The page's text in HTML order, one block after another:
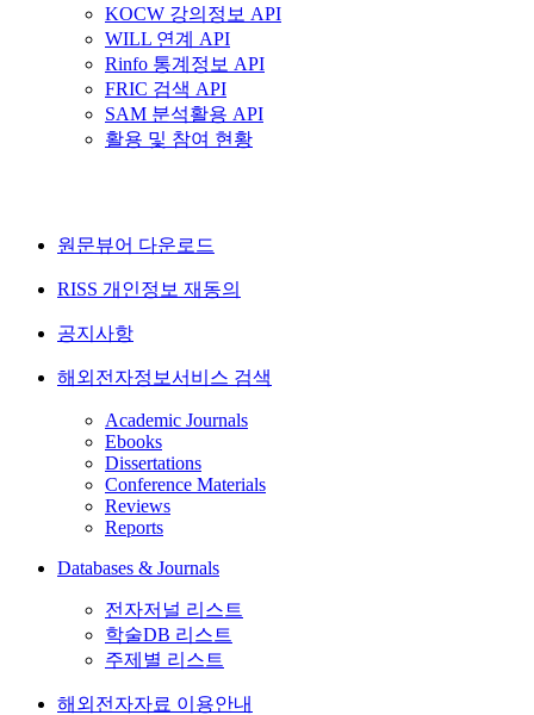
KOCW 강의정보 API
WILL 연계 API
Rinfo 통계정보 API
FRIC 검색 API
SAM 분석활용 API
활용 및 참여 현황
원문뷰어 다운로드
RISS 개인정보 재동의
공지사항
해외전자정보서비스 검색
Academic Journals
Ebooks
Dissertations
Conference Materials
Reviews
Reports
Databases & Journals
전자저널 리스트
학술DB 리스트
주제별 리스트
해외전자자료 이용안내